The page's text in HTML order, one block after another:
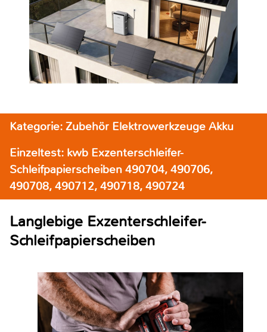
Kategorie: Zubehör Elektrowerkzeuge Akku
Einzeltest: kwb Exzenterschleifer-
Schleifpapierscheiben 490704, 490706,
490708, 490712, 490718, 490724
Langlebige Exzenterschleifer-
Schleifpapierscheiben